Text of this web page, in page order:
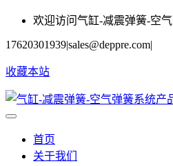
欢迎访问气缸-减震弹簧-空
17620301939|sales@deppre.com|
收藏本站
首页
关于我们